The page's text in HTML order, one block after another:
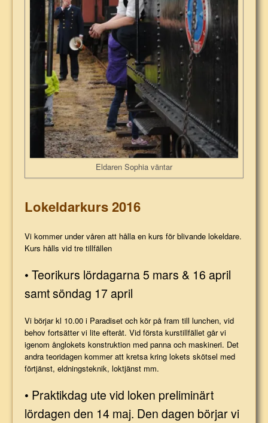
Eldaren Sophia väntar
Lokeldarkurs 2016
Vi kommer under våren att hålla en kurs för blivande lokeldare.
Kurs hålls vid tre tillfällen
• Teorikurs lördagarna 5 mars & 16 april
samt söndag 17 april
Vi börjar kl 10.00 i Paradiset och kör på fram till lunchen, vid
behov fortsätter vi lite efteråt. Vid första kurstillfället går vi
igenom ånglokets konstruktion med panna och maskineri. Det
andra teoridagen kommer att kretsa kring lokets skötsel med
förtjänst, eldningsteknik, loktjänst mm.
• Praktikdag ute vid loken preliminärt
lördagen den 14 maj. Den dagen börjar vi